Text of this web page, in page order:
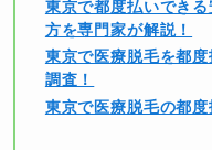
東京で都度払いでき
方を専門家が解説！
東京で医療脱毛を都
調査！
東京で医療脱毛の都